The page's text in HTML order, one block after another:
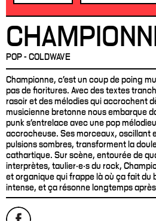
POP - COLDWAVE
Championne, c’est un coup de poing
pas de fioritures. Avec des textes
rasoir et des mélodies qui accrochent
musicienne bretonne nous embarque
punk s’entrelace avec une pop
accrocheuse. Ses morceaux, oscillant
pulsions sombres, transforment la
cathartique. Sur scène, entourée de
interprètes, taulier·e·s du rock,
et organique qui frappe là où ça fait du
intense, et ça résonne longtemps